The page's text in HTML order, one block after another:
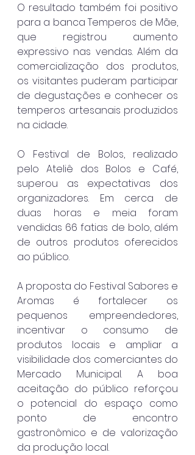
O resultado também foi positivo
para a banca Temperos de Mãe,
que registrou aumento
expressivo nas vendas. Além da
comercialização dos produtos,
os visitantes puderam participar
de degustações e conhecer os
temperos artesanais produzidos
na cidade.
O Festival de Bolos, realizado
pelo Ateliê dos Bolos e Café,
superou as expectativas dos
organizadores. Em cerca de
duas horas e meia foram
vendidas 66 fatias de bolo, além
de outros produtos oferecidos
ao público.
A proposta do Festival Sabores e
Aromas é fortalecer os
pequenos empreendedores,
incentivar o consumo de
produtos locais e ampliar a
visibilidade dos comerciantes do
Mercado Municipal. A boa
aceitação do público reforçou
o potencial do espaço como
ponto de encontro
gastronômico e de valorização
da produção local.